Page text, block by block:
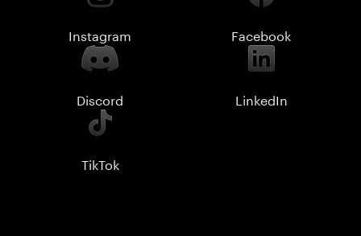
Instagram Facebook
Discord LinkedIn
TikTok